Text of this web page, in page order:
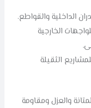
للواجهات الخارجية
للمشاريع الثقيلة
والعزل ومقاومة